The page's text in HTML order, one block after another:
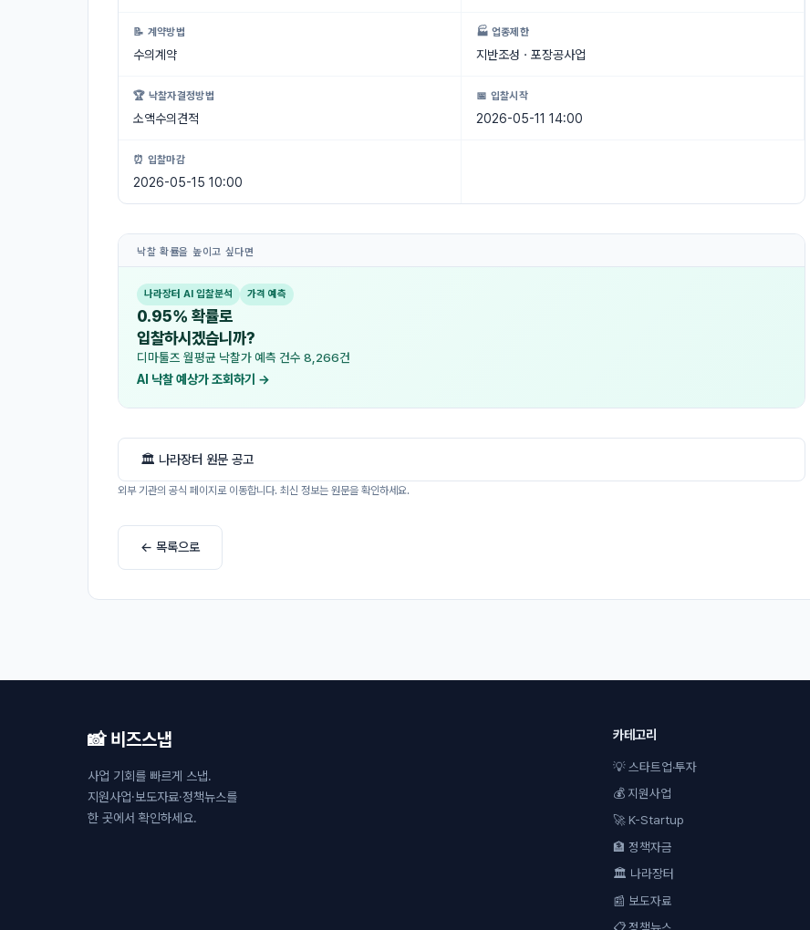
📝 계약방법
수의계약
🏭 업종제한
지반조성ㆍ포장공사업
🏆 낙찰자결정방법
소액수의견적
📅 입찰시작
2026-05-11 14:00
⏰ 입찰마감
2026-05-15 10:00
낙찰 확률을 높이고 싶다면
나라장터 AI 입찰분석 가격 예측
0.95% 확률로
입찰하시겠습니까?
디마툴즈 월평균 낙찰가 예측 건수 8,266건
AI 낙찰 예상가 조회하기 →
🏛 나라장터 원문 공고
외부 기관의 공식 페이지로 이동합니다. 최신 정보는 원문을 확인하세요.
← 목록으로
📸 비즈스냅
사업 기회를 빠르게 스냅.
지원사업·보도자료·정책뉴스를
한 곳에서 확인하세요.
카테고리
💡 스타트업·투자
💰 지원사업
🚀 K-Startup
🏦 정책자금
🏛 나라장터
📰 보도자료